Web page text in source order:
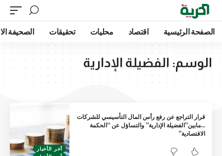
الصفحة الرئيسية اقتصاد محليات تحقيقات الصحيفة
الوسم: الفضيلة الإدارية
آخر الأخبار
قرار التراجع عن رفع رأس المال التأسيسي للشركات
…مابين”الفضيلة الإدارية” والتساؤل عن “الحكمة
الاقتصادية”